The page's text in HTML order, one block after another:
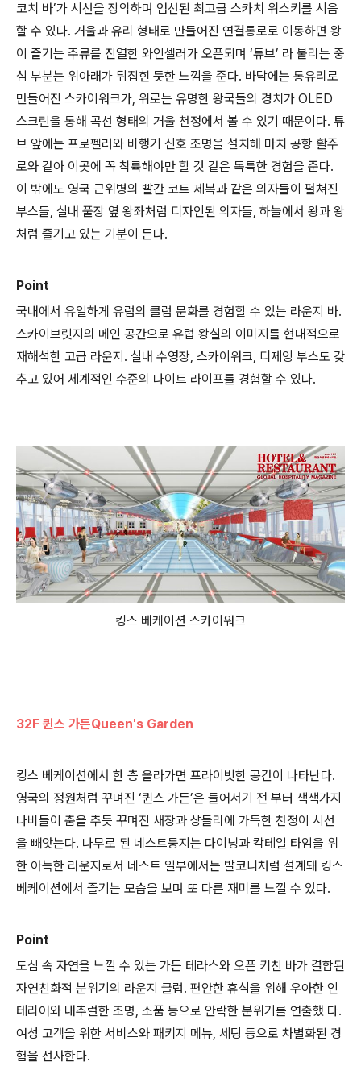
코치 바’가 시선을 장악하며 엄선된 최고급 스카치 위스키를 시음
할 수 있다. 거울과 유리 형태로 만들어진 연결통로로 이동하면 왕
이 즐기는 주류를 진열한 와인셀러가 오픈되며 ‘튜브’ 라 불리는 중
심 부분는 위아래가 뒤집힌 듯한 느낌을 준다. 바닥에는 통유리로
만들어진 스카이워크가, 위로는 유명한 왕국들의 경치가 OLED
스크린을 통해 곡선 형태의 거울 천정에서 볼 수 있기 때문이다. 튜
브 앞에는 프로펠러와 비행기 신호 조명을 설치해 마치 공항 활주
로와 같아 이곳에 꼭 착륙해야만 할 것 같은 독특한 경험을 준다.
이 밖에도 영국 근위병의 빨간 코트 제복과 같은 의자들이 펼쳐진
부스들, 실내 풀장 옆 왕좌처럼 디자인된 의자들, 하늘에서 왕과 왕
처럼 즐기고 있는 기분이 든다.
Point
국내에서 유일하게 유럽의 클럽 문화를 경험할 수 있는 라운지 바.
스카이브릿지의 메인 공간으로 유럽 왕실의 이미지를 현대적으로
재해석한 고급 라운지. 실내 수영장, 스카이워크, 디제잉 부스도 갖
추고 있어 세계적인 수준의 나이트 라이프를 경험할 수 있다.
킹스 베케이션 스카이워크
32F 퀸스 가든Queen's Garden
킹스 베케이션에서 한 층 올라가면 프라이빗한 공간이 나타난다.
영국의 정원처럼 꾸며진 ‘퀸스 가든’은 들어서기 전 부터 색색가지
나비들이 춤을 추듯 꾸며진 새장과 샹들리에 가득한 천정이 시선
을 빼앗는다. 나무로 된 네스트둥지는 다이닝과 칵테일 타임을 위
한 아늑한 라운지로서 네스트 일부에서는 발코니처럼 설계돼 킹스
베케이션에서 즐기는 모습을 보며 또 다른 재미를 느낄 수 있다.
Point
도심 속 자연을 느낄 수 있는 가든 테라스와 오픈 키친 바가 결합된
자연친화적 분위기의 라운지 클럽. 편안한 휴식을 위해 우아한 인
테리어와 내추럴한 조명, 소품 등으로 안락한 분위기를 연출했 다.
여성 고객을 위한 서비스와 패키지 메뉴, 세팅 등으로 차별화된 경
험을 선사한다.